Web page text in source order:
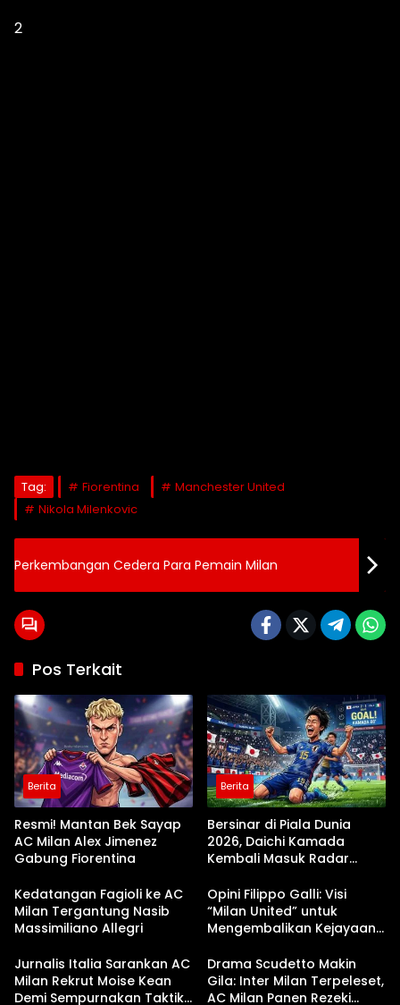
2
Tag: Fiorentina
Manchester United
Nikola Milenkovic
Perkembangan Cedera Para Pemain Milan
Pos Terkait
Berita
Resmi! Mantan Bek Sayap
AC Milan Alex Jimenez
Gabung Fiorentina
Berita
Bersinar di Piala Dunia
2026, Daichi Kamada
Kembali Masuk Radar
Kedatangan Fagioli ke AC
Milan Tergantung Nasib
Massimiliano Allegri
Opini Filippo Galli: Visi
“Milan United” untuk
Mengembalikan Kejayaan
Jurnalis Italia Sarankan AC
Milan Rekrut Moise Kean
Demi Sempurnakan Taktik
Drama Scudetto Makin
Gila: Inter Milan Terpeleset,
AC Milan Panen Rezeki